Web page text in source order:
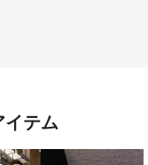
イテム